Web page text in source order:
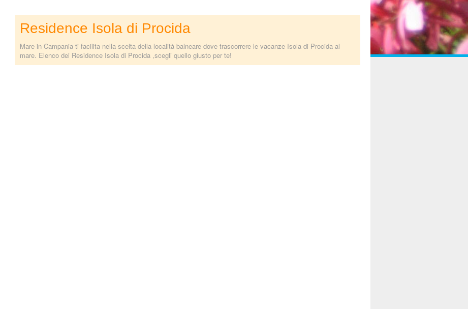
Residence Isola di Procida
Mare in Campania ti facilita nella scelta della località balneare dove trascorrere le vacanze Isola di Procida al
mare. Elenco dei Residence Isola di Procida ,scegli quello giusto per te!